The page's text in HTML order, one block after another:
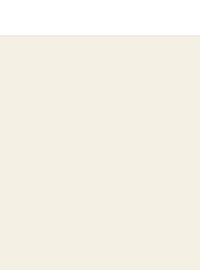
нова видимост в